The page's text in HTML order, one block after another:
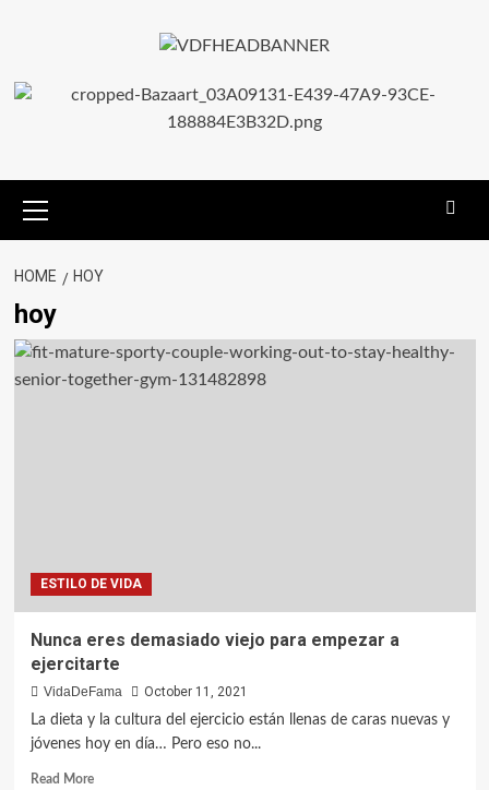
HOME HOY
hoy
ESTILO DE VIDA
Nunca eres demasiado viejo para empezar a
ejercitarte
VidaDeFama
October 11, 2021
La dieta y la cultura del ejercicio están llenas de caras nuevas y
jóvenes hoy en día… Pero eso no...
Read More